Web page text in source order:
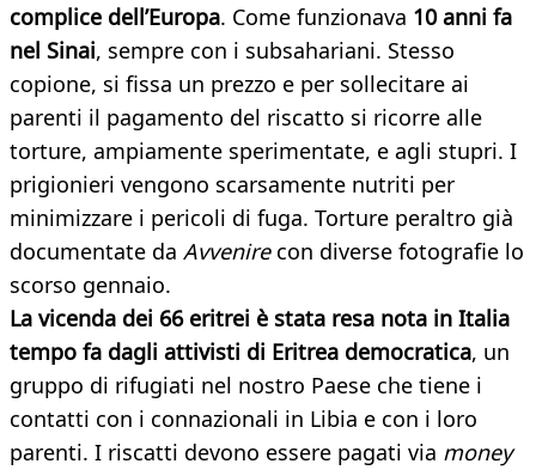
complice dell’Europa. Come funzionava 10 anni fa
nel Sinai, sempre con i subsahariani. Stesso
copione, si fissa un prezzo e per sollecitare ai
parenti il pagamento del riscatto si ricorre alle
torture, ampiamente sperimentate, e agli stupri. I
prigionieri vengono scarsamente nutriti per
minimizzare i pericoli di fuga. Torture peraltro già
documentate da Avvenirecon diverse fotografie lo
scorso gennaio.
La vicenda dei 66 eritrei è stata resa nota in Italia
tempo fa dagli attivisti di Eritrea democratica, un
gruppo di rifugiati nel nostro Paese che tiene i
contatti con i connazionali in Libia e con i loro
parenti. I riscatti devono essere pagati via money